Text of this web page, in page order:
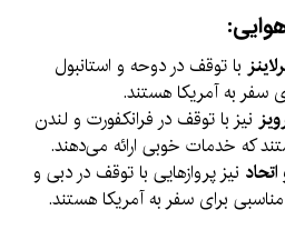
با توقف در دوحه و استانبول
سفر به آمریکا هستند.
نیز با توقف در فرانکفورت و لندن
که خدمات خوبی ارائه می‌دهند.
نیز پروازهایی با توقف در دبی و
مناسبی برای سفر به آمریکا هستند.